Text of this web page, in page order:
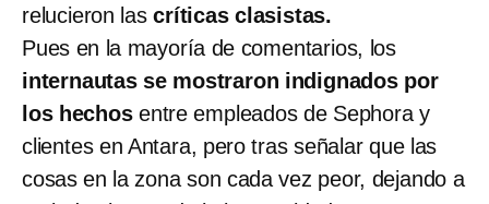
relucieron lascríticas clasistas.
Pues en la mayoría de comentarios, los
internautas se mostraron indignados por
los hechosentre empleados de Sephora y
clientes en Antara, pero tras señalar que las
cosas en la zona son cada vez peor, dejando a